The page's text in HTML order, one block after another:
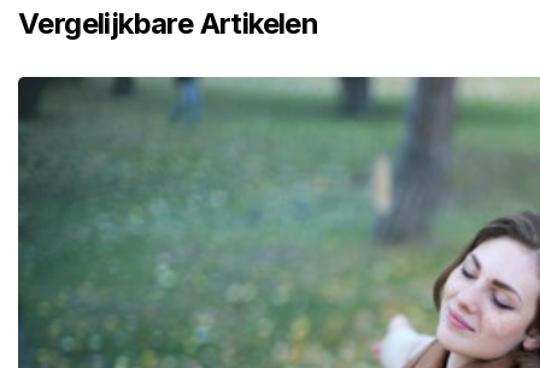
Vergelijkbare Artikelen